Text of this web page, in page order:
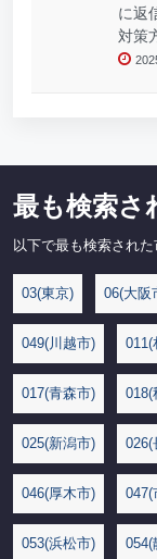
に返
対策
最も検索さ
以下で最も検索され
03(東京) 06(大阪
049(川越市) 011(
017(青森市) 018(
025(新潟市) 026(
046(厚木市) 047(
053(浜松市) 054(